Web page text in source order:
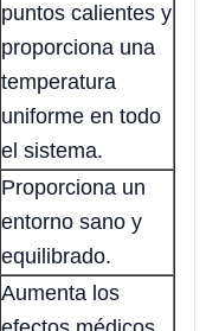
puntos calientes y
proporciona una
temperatura
uniforme en todo
el sistema.
Proporciona un
entorno sano y
equilibrado.
Aumenta los